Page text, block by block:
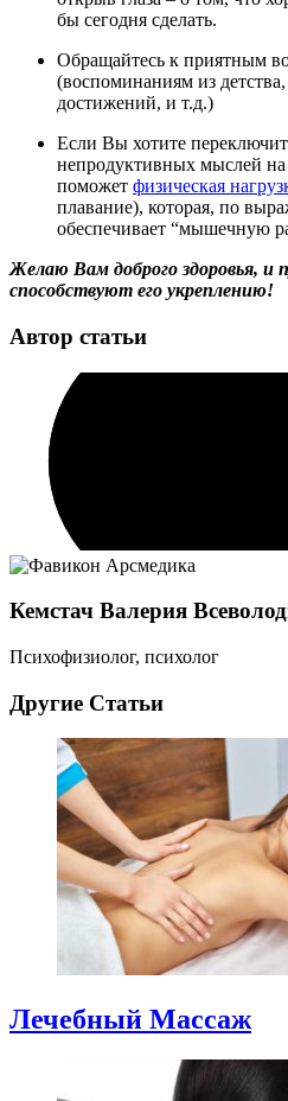
бы сегодня сделать.
Обращайтесь к приятным
(воспоминаниям из детства,
достижений, и т.д.)
Если Вы хотите
непродуктивных мыслей
поможет физическая
плавание), которая, по
обеспечивает “мышечную
Желаю Вам доброго здоровья, и
способствуют его укреплению!
Автор статьи
Кемстач Валерия
Психофизиолог, психолог
Другие Статьи
Лечебный Массаж